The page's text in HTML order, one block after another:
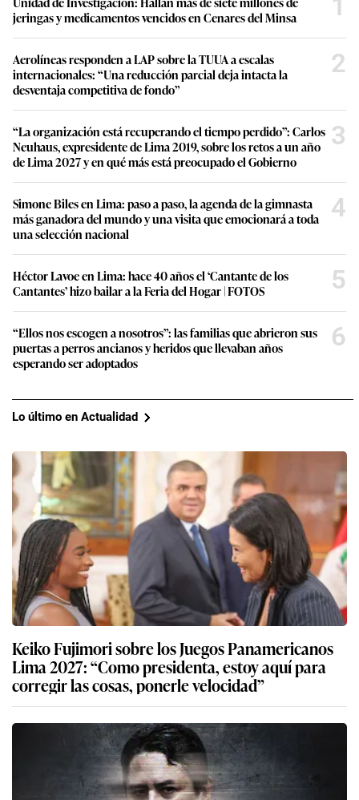
jeringas y medicamentos vencidos en Cenares del Minsa
1
Aerolíneas responden a LAP sobre la TUUA a escalas
internacionales: “Una reducción parcial deja intacta la
desventaja competitiva de fondo”
2
“La organización está recuperando el tiempo perdido”: Carlos
Neuhaus, expresidente de Lima 2019, sobre los retos a un año
de Lima 2027 y en qué más está preocupado el Gobierno
3
Simone Biles en Lima: paso a paso, la agenda de la gimnasta
más ganadora del mundo y una visita que emocionará a toda
una selección nacional
4
Héctor Lavoe en Lima: hace 40 años el ‘Cantante de los
Cantantes’ hizo bailar a la Feria del Hogar | FOTOS
5
“Ellos nos escogen a nosotros”: las familias que abrieron sus
puertas a perros ancianos y heridos que llevaban años
esperando ser adoptados
6
Lo último en Actualidad
Keiko Fujimori sobre los Juegos Panamericanos
Lima 2027: “Como presidenta, estoy aquí para
corregir las cosas, ponerle velocidad”